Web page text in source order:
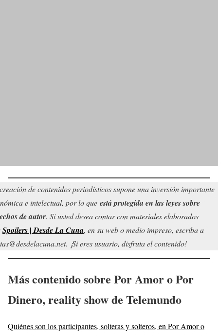
de contenidos periodísticos supone una inversión importante
e intelectual, por lo que está protegida en las leyes sobre
de autor. Si usted desea contar con materiales elaborados
Spoilers | Desde La Cuna, en su web o medio impreso, escriba a
¡Si eres usuario, disfruta el contenido!
Más contenido sobre Por Amor o Por
Dinero, reality show de Telemundo
Quiénes son los participantes, solteras y solteros, en Por Amor o